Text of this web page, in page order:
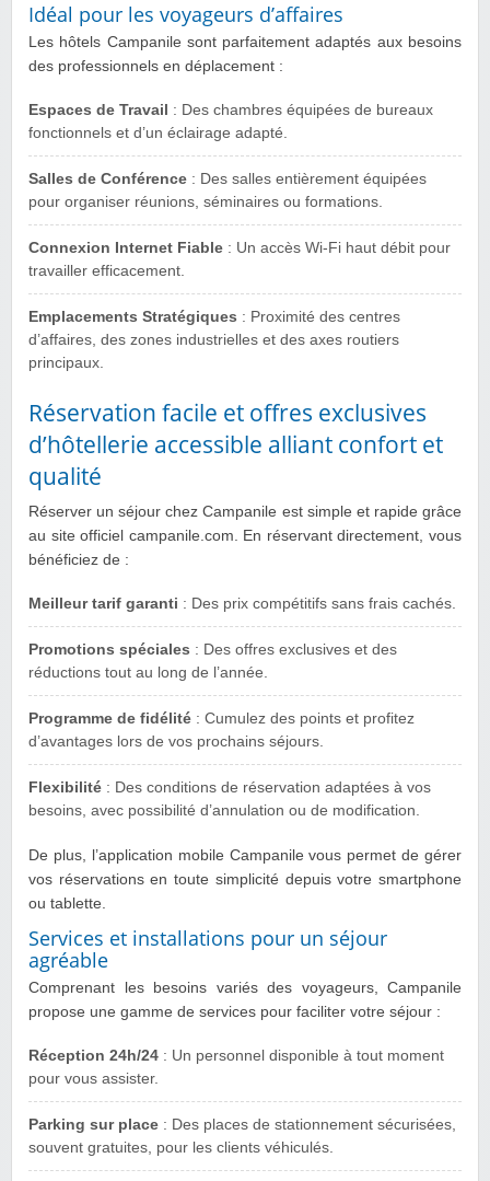
Idéal pour les voyageurs d’affaires
Les hôtels Campanile sont parfaitement adaptés aux besoins
des professionnels en déplacement :
Espaces de Travail
: Des chambres équipées de bureaux
fonctionnels et d’un éclairage adapté.
Salles de Conférence : Des salles entièrement équipées
pour organiser réunions, séminaires ou formations.
Connexion Internet Fiable : Un accès Wi-Fi haut débit pour
travailler efficacement.
Emplacements Stratégiques : Proximité des centres
d’affaires, des zones industrielles et des axes routiers
principaux.
Réservation facile et offres exclusives
d’hôtellerie accessible alliant confort et
qualité
Réserver un séjour chez Campanile est simple et rapide grâce
au site officiel campanile.com. En réservant directement, vous
bénéficiez de :
Meilleur tarif garanti : Des prix compétitifs sans frais cachés.
Promotions spéciales : Des offres exclusives et des
réductions tout au long de l’année.
Programme de fidélité : Cumulez des points et profitez
d’avantages lors de vos prochains séjours.
Flexibilité : Des conditions de réservation adaptées à vos
besoins, avec possibilité d’annulation ou de modification.
De plus, l’application mobile Campanile vous permet de gérer
vos réservations en toute simplicité depuis votre smartphone
ou tablette.
Services et installations pour un séjour
agréable
Comprenant les besoins variés des voyageurs, Campanile
propose une gamme de services pour faciliter votre séjour :
Réception 24h/24 : Un personnel disponible à tout moment
pour vous assister.
Parking sur place : Des places de stationnement sécurisées,
souvent gratuites, pour les clients véhiculés.